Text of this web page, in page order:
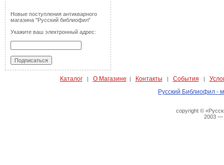
Новые поступления антикварного
магазина "Русский библиофил"
Укажите ваш электронный адрес:
Каталог| О Магазине | Контакты | События |
Русский Библиофил -
copyright ©
2003 —